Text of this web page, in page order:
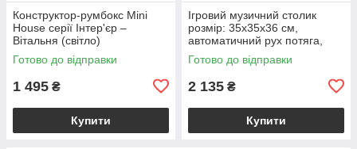
Конструктор-румбокс Mini
House серії Інтер'єр –
Вітальня (світло)
Готово до відправки
1 495 ₴
Купити
Ігровий музичний столик
розмір: 35х35х36 см,
автоматичний рух потяга,
музика, підсвічування фігурки
восьминога
Готово до відправки
2 135 ₴
Купити